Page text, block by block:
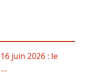
juin 2026 : le
…